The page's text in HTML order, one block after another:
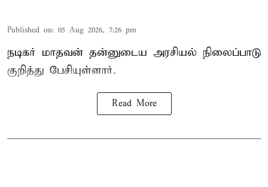
Published on: 05 Aug 2026, 7:26 pm
நடிகர் மாதவன் தன்னுடைய அரசியல் நிலைப்பாடு
குறித்து பேசியுள்ளார்.
Read More